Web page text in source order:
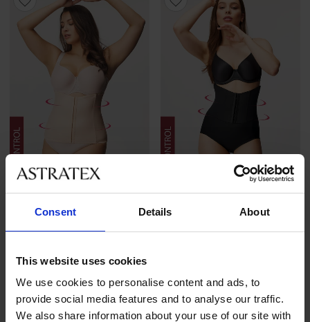
Consent Details About
This website uses cookies
We use cookies to personalise content and ads, to
provide social media features and to analyse our traffic.
We also share information about your use of our site with
4,6
Stahovací korzet Elegant
899 Kč
Stahovací korzet s